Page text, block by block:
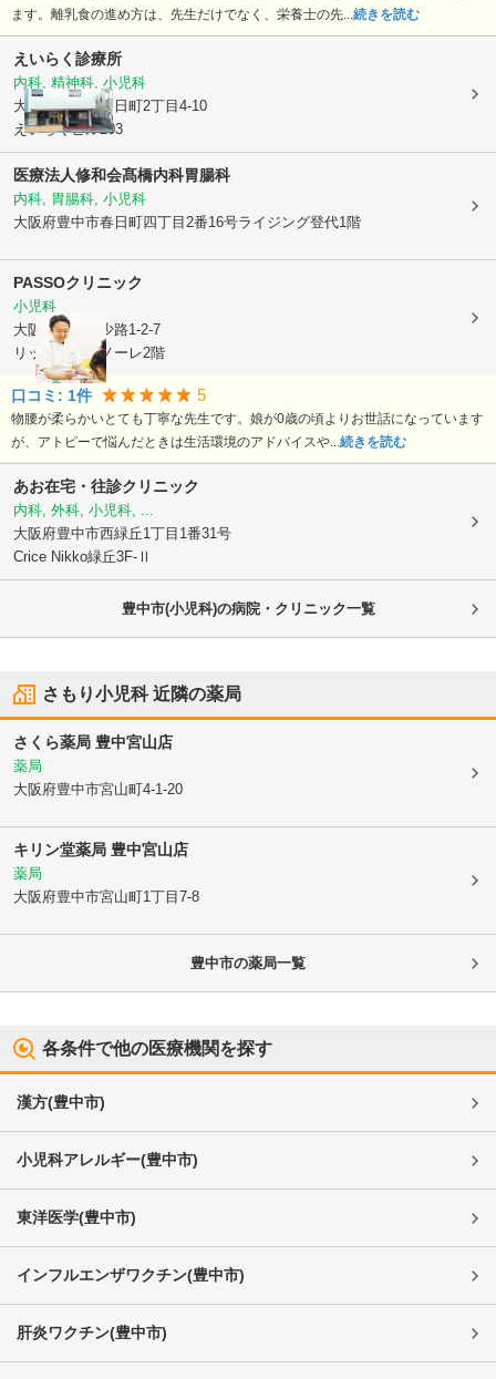
ます。離乳食の進め方は、先生だけでなく、栄養士の先... 続きを読む
えいらく診療所
内科, 精神科, 小児科
大阪府豊中市春日町2丁目4-10
えいらくビル203
医療法人修和会髙橋内科胃腸科
内科, 胃腸科, 小児科
大阪府豊中市春日町四丁目2番16号ライジング登代1階
PASSOクリニック
小児科
大阪府豊中市
少路1-2-7
リッツサントノーレ2階
口コミ: 1件 5
物腰が柔らかいとても丁寧な先生です。娘が0歳の頃よりお世話になっています
が、アトピーで悩んだときは生活環境のアドバイスや... 続きを読む
あお在宅・往診クリニック
内科, 外科, 小児科, ...
大阪府豊中市西緑丘1丁目1番31号
Crice Nikko緑丘3F-Ⅱ
豊中市(小児科)の病院・クリニック一覧
さもり小児科近隣の薬局
さくら薬局 豊中宮山店
薬局
大阪府豊中市宮山町4-1-20
キリン堂薬局 豊中宮山店
薬局
大阪府豊中市宮山町1丁目7-8
豊中市の薬局一覧
各条件で他の医療機関を探す
漢方(豊中市)
小児科アレルギー(豊中市)
東洋医学(豊中市)
インフルエンザワクチン(豊中市)
肝炎ワクチン(豊中市)